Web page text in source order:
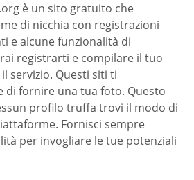
è un sito gratuito che
di nicchia con registrazioni
e alcune funzionalità di
registrarti e compilare il tuo
servizio. Questi siti ti
di fornire una tua foto. Questo
profilo truffa trovi il modo di
Fornisci sempre
per invogliare le tue potenziali